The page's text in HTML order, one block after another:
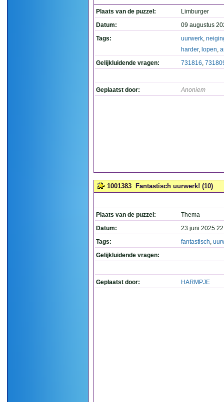
Plaats van de puzzel:
Limburger
Datum:
09 augustus
Tags:
uurwerk,
harder, lopen,
Gelijkluidende vragen:
731816,
Geplaatst door: Anoniem
1001383 Fantastisch uurwerk! (10)
Plaats van de puzzel:
Thema
Datum:
23 juni 2025
Tags:
fantastisch,
Gelijkluidende vragen:
Geplaatst door: HARMPJE